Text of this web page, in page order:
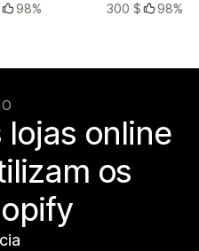
98%
300 $
98%
online
os